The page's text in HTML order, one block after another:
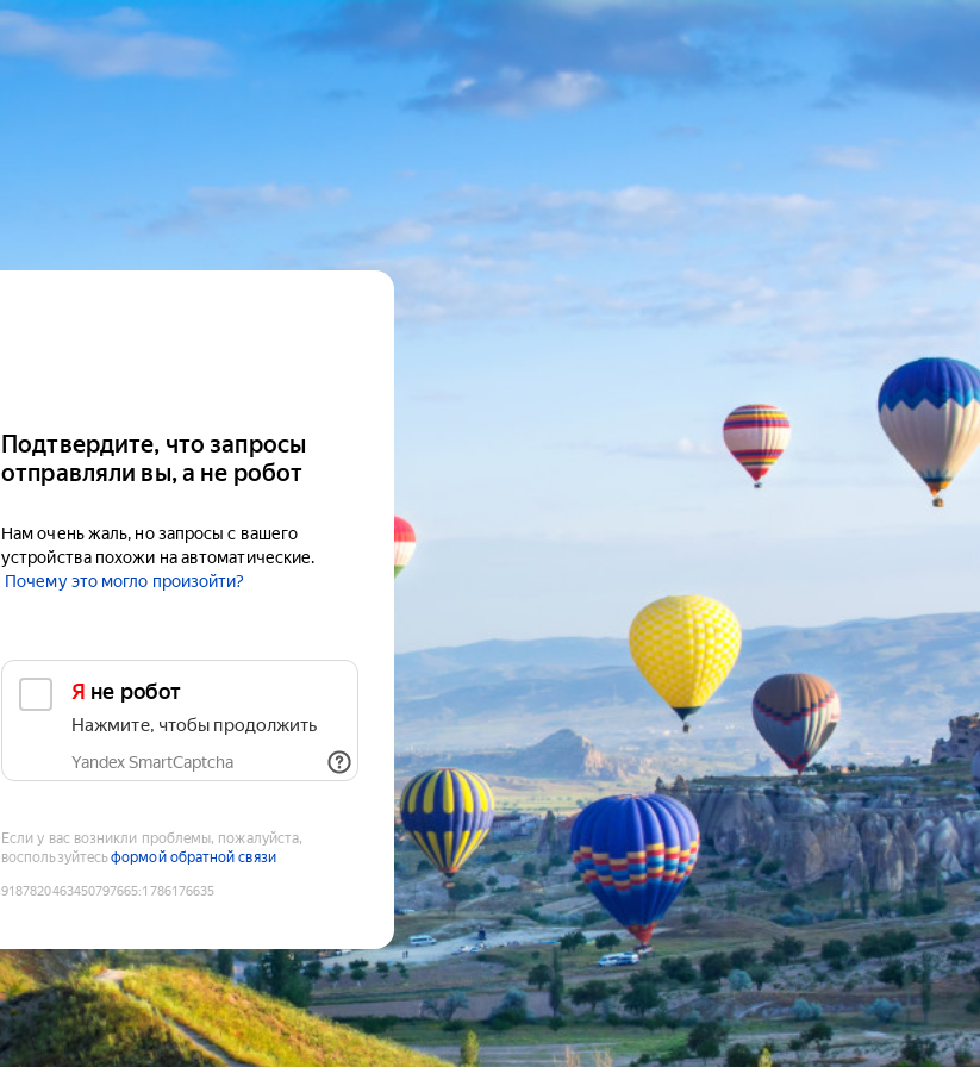
Подтвердите, что запросы
отправляли вы, а не робот
Нам очень жаль, но запросы с вашего
устройства похожи на автоматические.
Почему это могло произойти?
Я не робот
Нажмите, чтобы продолжить
Yandex SmartCaptcha
Если у вас возникли проблемы, пожалуйста,
воспользуйтесьформой обратной связи
9187820463450797665:1786176635